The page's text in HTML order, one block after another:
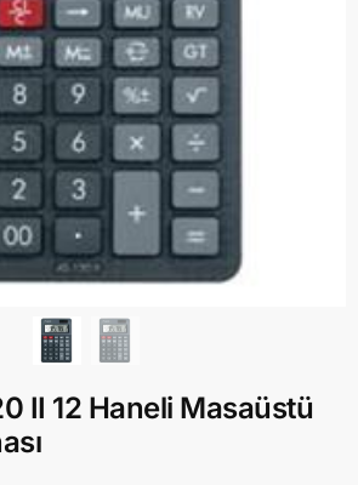
II 12 Haneli Masaüstü